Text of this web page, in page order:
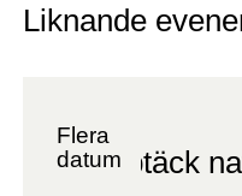
Liknande
Flera
datumUpptäck